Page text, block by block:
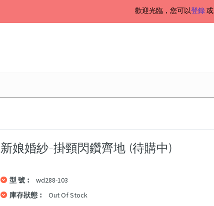
歡迎光臨，您可以登錄或
新娘婚紗-掛頸閃鑽齊地 (待購中)
型 號︰
wd288-103
庫存狀態︰
Out Of Stock